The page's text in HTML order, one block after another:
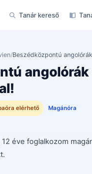
Tanár kereső
/Beszédközpontú
elérhető Magánóra
éve foglalkozom